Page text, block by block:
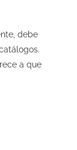
debe
a que